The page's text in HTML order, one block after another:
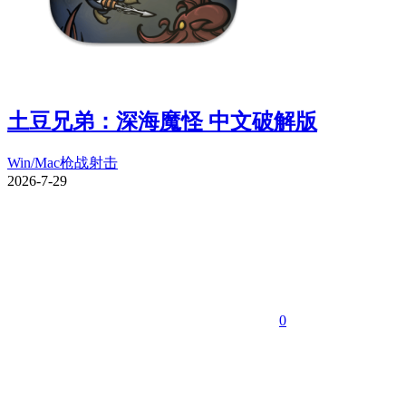
土豆兄弟：深海魔怪 中文破解版
Win/Mac枪战射击
2026-7-29
0